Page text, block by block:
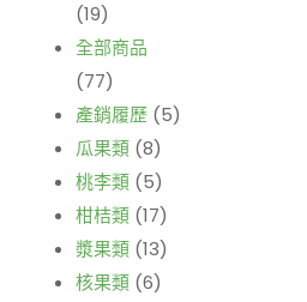
(19)
全部商品
(77)
產銷履歷 (5)
瓜果類 (8)
桃李類 (5)
柑桔類 (17)
漿果類 (13)
核果類 (6)